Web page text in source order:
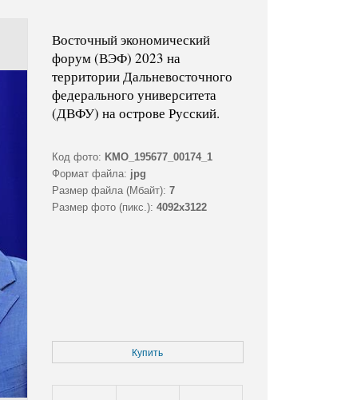
Восточный экономический
форум (ВЭФ) 2023 на
территории Дальневосточного
федерального университета
(ДВФУ) на острове Русский.
Код фото: KMO_195677_00174_1
Формат файла: jpg
Размер файла (Мбайт): 7
Размер фото (пикс.): 4092x3122
Купить